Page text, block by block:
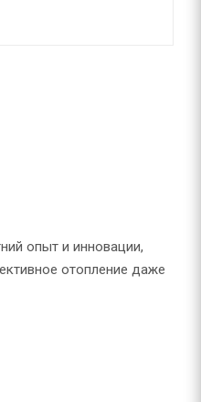
опыт и инновации,
отопление даже